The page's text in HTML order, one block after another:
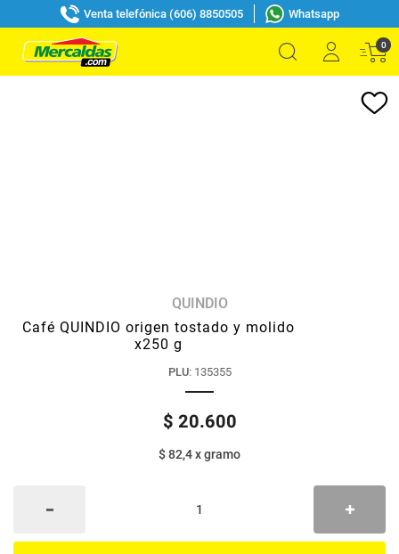
Venta telefónica (606) 8850505 Whatsapp
0
QUINDIO
Café QUINDIO origen tostado y molido
x250 g
PLU: 135355
$ 20.600
$ 82,4xgramo